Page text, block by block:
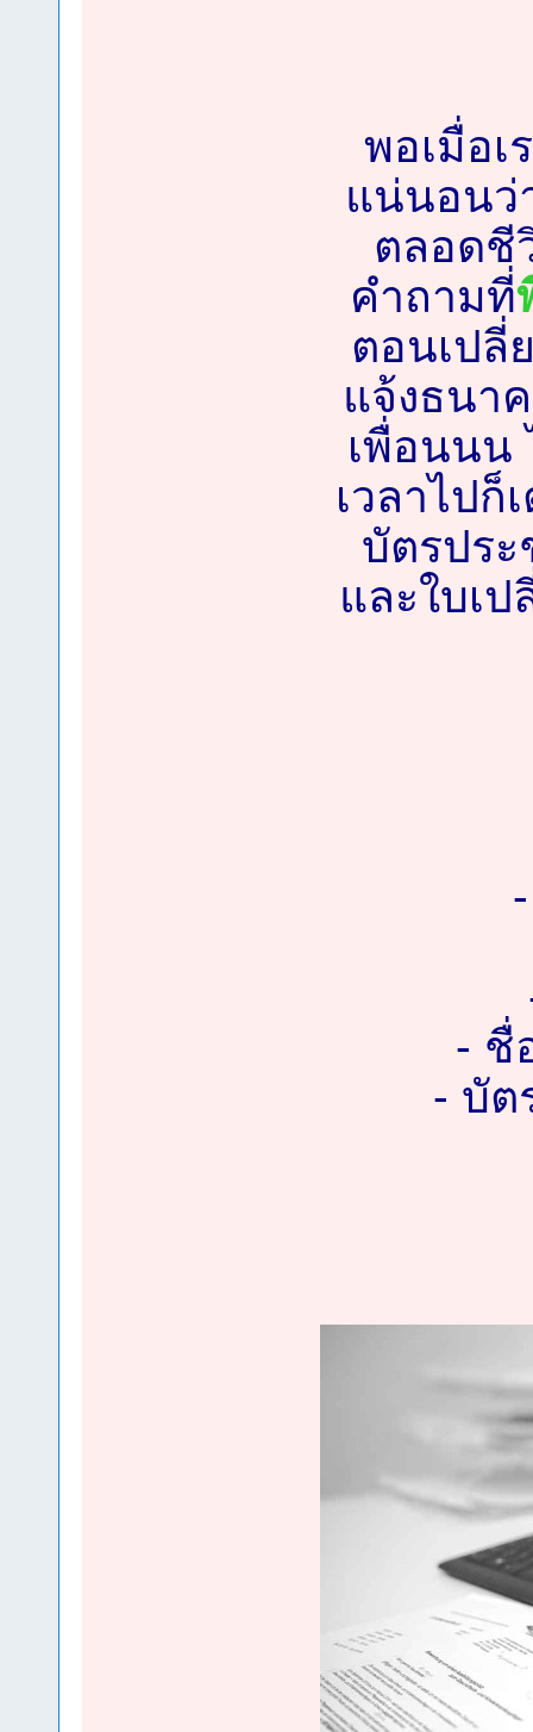
พอเมื่อเ
แน่นอนว่
ตลอดชี
คำถามที่
ตอนเปลี่
แจ้งธนา
เพื่อนนน
เวลาไปก็
บัตรปร
และใบเ
- ชื่
- บัต